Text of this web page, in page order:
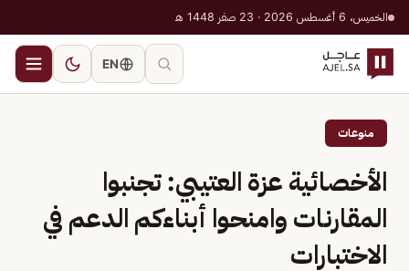
الخميس، 6 أغسطس 2026 · 23 صفر 1448 هـ
EN
منوعات
الأخصائية عزة العتيبي: تجنبوا
المقارنات وامنحوا أبناءكم الدعم في
الاختبارات